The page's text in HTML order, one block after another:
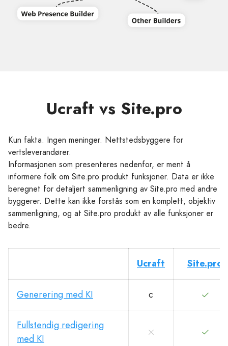
Ucraft vs Site.pro
Kun fakta. Ingen meninger. Nettstedsbyggere for
vertsleverandører.
Informasjonen som presenteres nedenfor, er ment å
informere folk om Site.pro produkt funksjoner. Data er ikke
beregnet for detaljert sammenligning av Site.pro med andre
byggerer. Dette kan ikke forstås som en komplett, objektiv
sammenligning, og at Site.pro produkt av alle funksjoner er
bedre.
Ucraft Site.pro
Generering med KI с
Fullstendig redigering
med KI